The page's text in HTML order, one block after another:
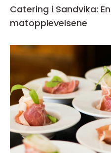
Catering i Sandvika:
matopplevelsene